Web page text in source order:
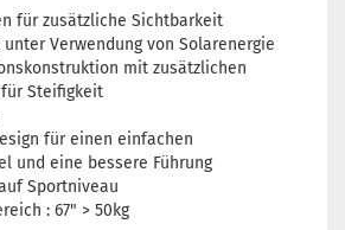
für zusätzliche Sichtbarkeit
Verwendung von Solarenergie
mit zusätzlichen
Steifigkeit
für einen einfachen
und eine bessere Führung
Sportniveau
: 67" > 50kg